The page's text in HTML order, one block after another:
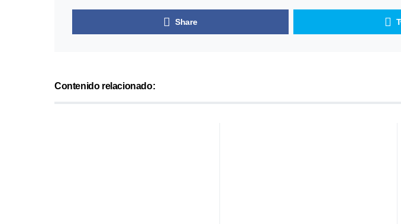
Share
Contenido relacionado: